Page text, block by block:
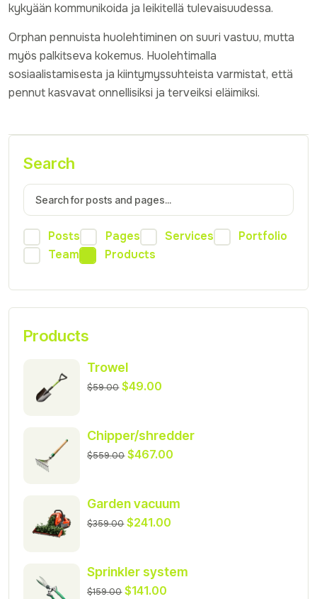
kykyään kommunikoida ja leikitellä tulevaisuudessa.
Orphan pennuista huolehtiminen on suuri vastuu, mutta
myös palkitseva kokemus. Huolehtimalla
sosiaalistamisesta ja kiintymyssuhteista varmistat, että
pennut kasvavat onnellisiksi ja terveiksi eläimiksi.
Search
Posts Pages Services
Portfolio
Team
Products
Products
Trowel
$59.00 $49.00
Chipper/shredder
$559.00 $467.00
Garden vacuum
$359.00 $241.00
Sprinkler system
$159.00 $141.00